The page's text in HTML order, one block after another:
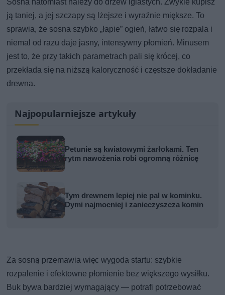
ją taniej, a jej szczapy są lżejsze i wyraźnie miększe. To
sprawia, że sosna szybko „łapie” ogień, łatwo się rozpala i
niemal od razu daje jasny, intensywny płomień. Minusem
jest to, że przy takich parametrach pali się krócej, co
przekłada się na niższą kaloryczność i częstsze dokładanie
drewna.
Najpopularniejsze artykuły
Petunie są kwiatowymi żarłokami. Ten
rytm nawożenia robi ogromną różnicę
Tym drewnem lepiej nie pal w kominku.
Dymi najmocniej i zanieczyszcza komin
Za sosną przemawia więc wygoda startu: szybkie
rozpalenie i efektowne płomienie bez większego wysiłku.
Buk bywa bardziej wymagający — potrafi potrzebować